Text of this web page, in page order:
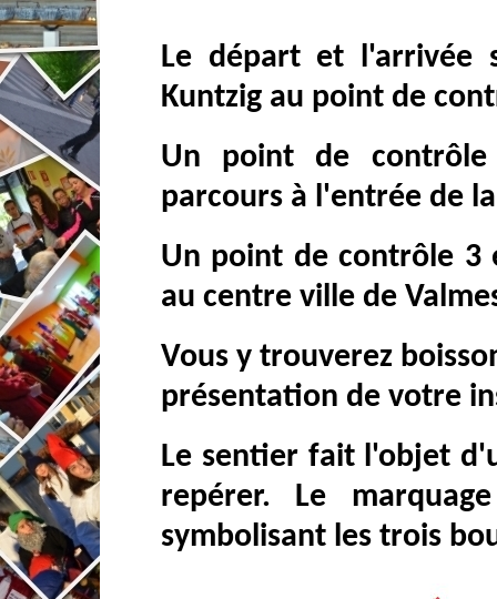
Le départ et l'arrivée
Kuntzig au point de
Un point de
parcours à l'entrée de
Un point de contrôle 3
au centre ville de
Vous y trouverez
présentation de votre
Le sentier fait l'objet
repérer. Le
symbolisant les trois